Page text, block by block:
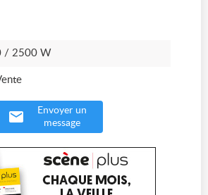
/ 2500 W
Envoyer un
message